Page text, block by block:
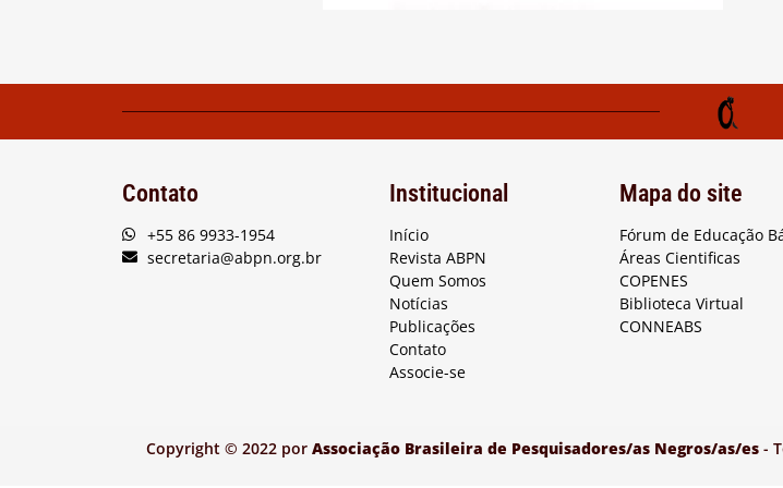
Contato
+55 86 9933-1954
secretaria@abpn.org.br
Institucional
Início
Revista ABPN
Quem Somos
Notícias
Publicações
Contato
Associe-se
Mapa do site
Fórum de Educação
Áreas Cientificas
COPENES
Biblioteca Virtual
CONNEABS
Copyright © 2022 por Associação Brasileira de Pesquisadores/as Negros/as/es-